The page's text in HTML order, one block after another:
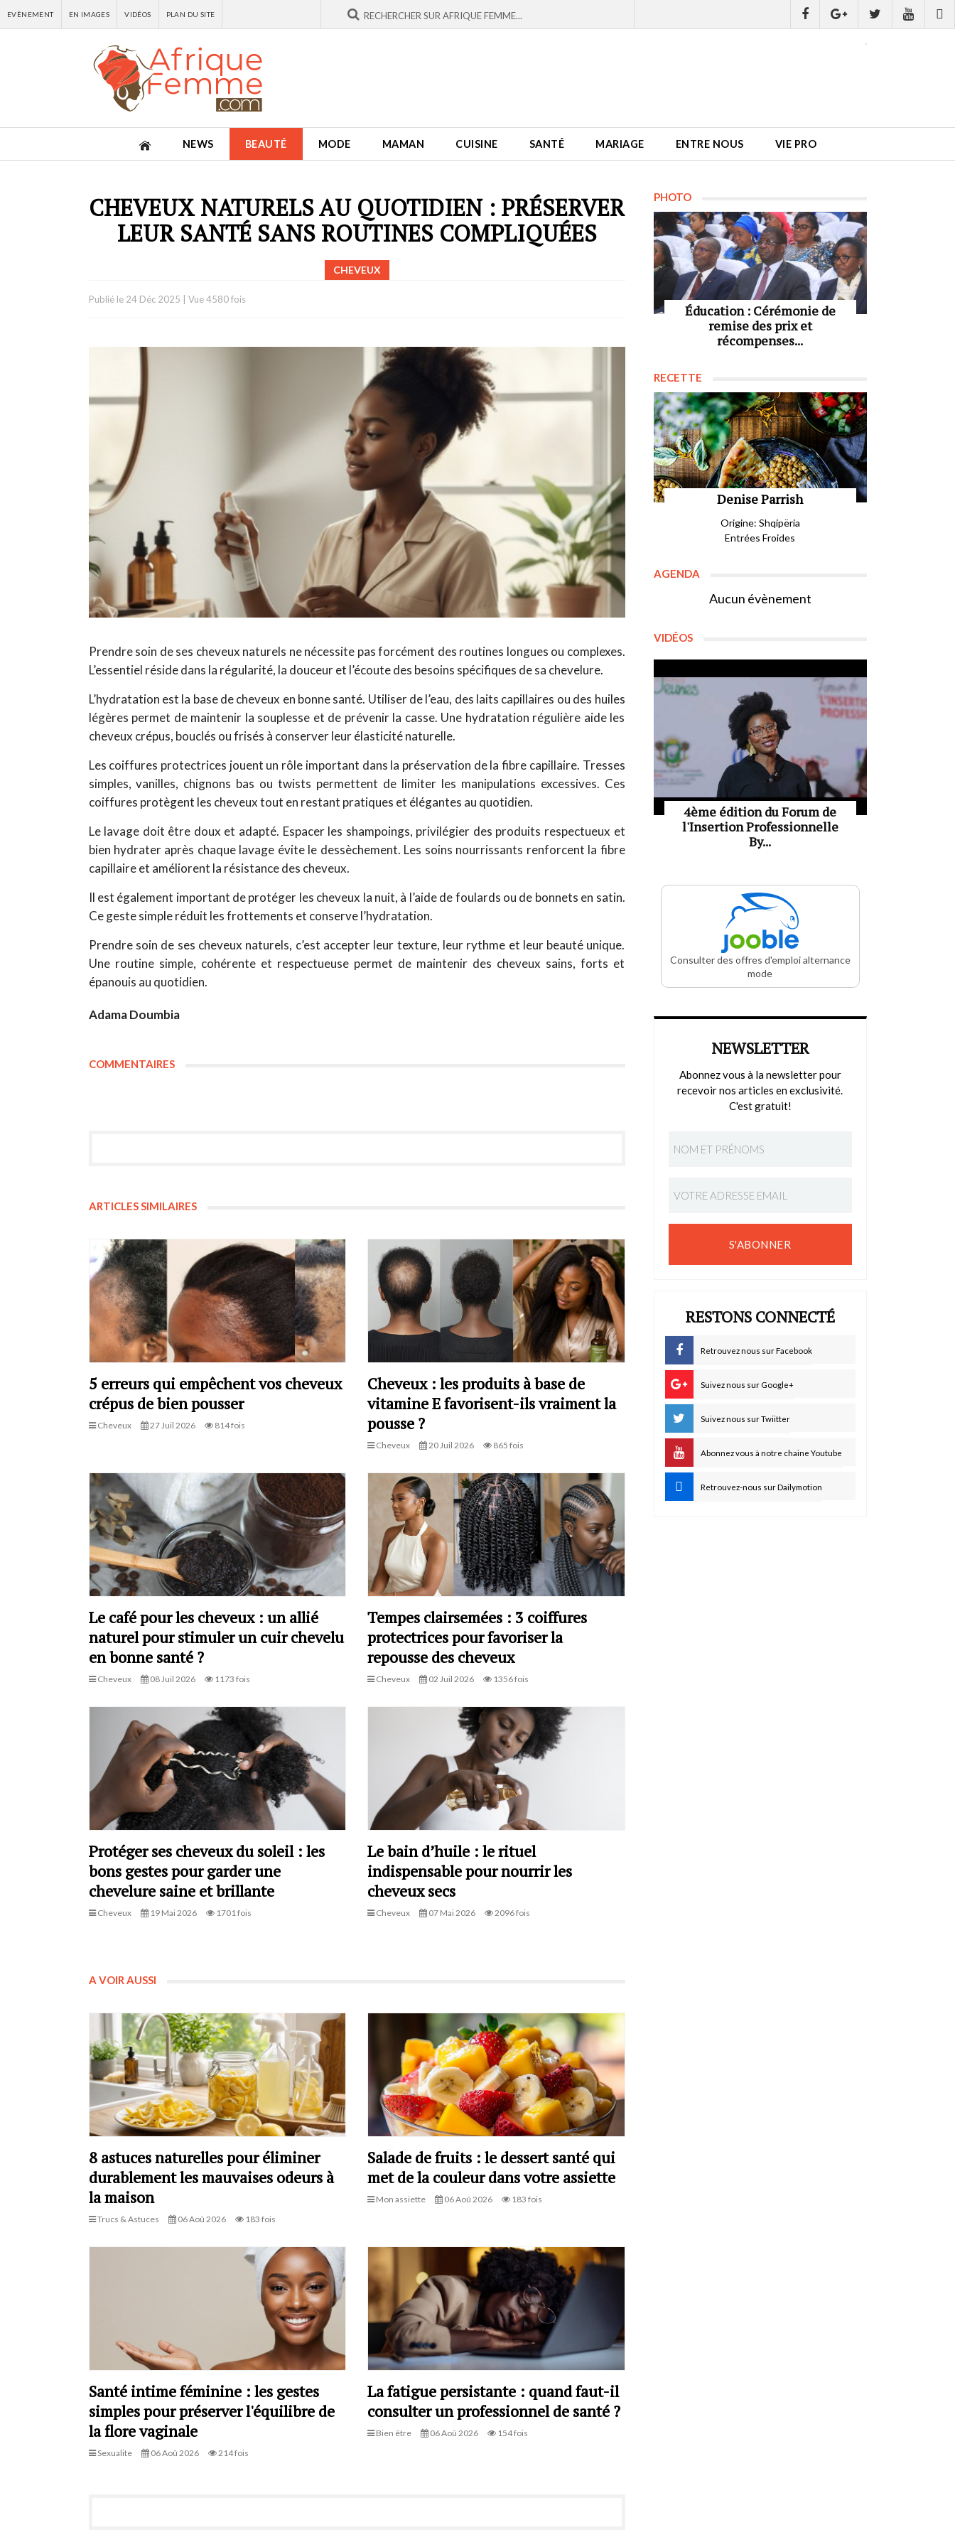
EVÈNEMENT EN IMAGES VIDÉOS PLAN DU SITE
NEWS BEAUTÉ MODE MAMAN CUISINE SANTÉ MARIAGE ENTRE NOUS VIE PRO
CHEVEUX NATURELS AU QUOTIDIEN : PRÉSERVER
LEUR SANTÉ SANS ROUTINES COMPLIQUÉES
CHEVEUX
Publié le 24 Déc 2025 Vue 4580 fois
Prendre soin de ses cheveux naturels ne nécessite pas forcément des routines longues ou complexes.
L’essentiel réside dans la régularité, la douceur et l’écoute des besoins spécifiques de sa chevelure.
L’hydratation est la base de cheveux en bonne santé. Utiliser de l’eau, des laits capillaires ou des huiles
légères permet de maintenir la souplesse et de prévenir la casse. Une hydratation régulière aide les
cheveux crépus, bouclés ou frisés à conserver leur élasticité naturelle.
Les coiffures protectrices jouent un rôle important dans la préservation de la fibre capillaire. Tresses
simples, vanilles, chignons bas ou twists permettent de limiter les manipulations excessives. Ces
coiffures protègent les cheveux tout en restant pratiques et élégantes au quotidien.
Le lavage doit être doux et adapté. Espacer les shampoings, privilégier des produits respectueux et
bien hydrater après chaque lavage évite le dessèchement. Les soins nourrissants renforcent la fibre
capillaire et améliorent la résistance des cheveux.
Il est également important de protéger les cheveux la nuit, à l’aide de foulards ou de bonnets en satin.
Ce geste simple réduit les frottements et conserve l’hydratation.
Prendre soin de ses cheveux naturels, c’est accepter leur texture, leur rythme et leur beauté unique.
Une routine simple, cohérente et respectueuse permet de maintenir des cheveux sains, forts et
épanouis au quotidien.
Adama Doumbia
COMMENTAIRES
ARTICLES SIMILAIRES
5 erreurs qui empêchent vos cheveux
crépus de bien pousser
Cheveux 27 Juil 2026 814 fois
Cheveux : les produits à base de
vitamine E favorisent-ils vraiment la
pousse ?
Cheveux 20 Juil 2026 865 fois
Le café pour les cheveux : un allié
naturel pour stimuler un cuir chevelu
en bonne santé ?
Cheveux 08 Juil 2026 1173 fois
Tempes clairsemées : 3 coiffures
protectrices pour favoriser la
repousse des cheveux
Cheveux 02 Juil 2026 1356 fois
Protéger ses cheveux du soleil : les
bons gestes pour garder une
chevelure saine et brillante
Cheveux 19 Mai 2026 1701 fois
Le bain d’huile : le rituel
indispensable pour nourrir les
cheveux secs
Cheveux 07 Mai 2026 2096 fois
A VOIR AUSSI
8 astuces naturelles pour éliminer
durablement les mauvaises odeurs à
la maison
Trucs & Astuces 06 Aoû 2026 183 fois
Salade de fruits : le dessert santé qui
met de la couleur dans votre assiette
Mon assiette 06 Aoû 2026 183 fois
Santé intime féminine : les gestes
simples pour préserver l'équilibre de
la flore vaginale
Sexualite 06 Aoû 2026 214 fois
La fatigue persistante : quand faut-il
consulter un professionnel de santé ?
Bien être 06 Aoû 2026 154 fois
PHOTO
Éducation : Cérémonie de
remise des prix et
récompenses...
RECETTE
Denise Parrish
Origine: Shqipëria
Entrées Froides
AGENDA
Aucun évènement
VIDÉOS
4ème édition du Forum de
l'Insertion Professionnelle
By...
Consulter des offres d'emploi alternance
mode
NEWSLETTER
Abonnez vous à la newsletter pour
recevoir nos articles en exclusivité.
C'est gratuit!
S'ABONNER
RESTONS CONNECTÉ
Retrouvez nous sur Facebook
Suivez nous sur Google+
Suivez nous sur Twiitter
Abonnez vous à notre chaine Youtube
Retrouvez-nous sur Dailymotion